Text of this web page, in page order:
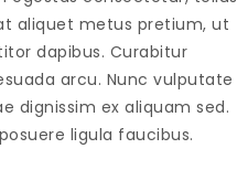
aliquet metus pretium, ut
dapibus. Curabitur
arcu. Nunc vulputate
dignissim ex aliquam sed.
ligula faucibus.